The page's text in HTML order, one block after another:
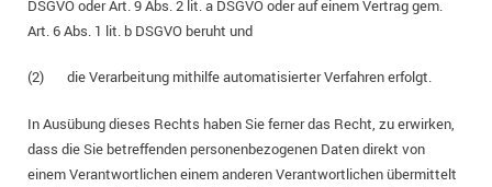
DSGVO oder Art. 9 Abs. 2 lit. a DSGVO oder auf einem Vertrag gem.
Art. 6 Abs. 1 lit. b DSGVO beruht und
(2) die Verarbeitung mithilfe automatisierter Verfahren erfolgt.
In Ausübung dieses Rechts haben Sie ferner das Recht, zu erwirken,
dass die Sie betreffenden personenbezogenen Daten direkt von
einem Verantwortlichen einem anderen Verantwortlichen übermittelt